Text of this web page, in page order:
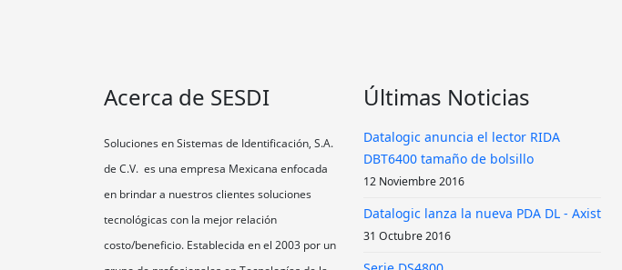
Acerca de SESDI
Soluciones en Sistemas de Identificación, S.A.
de C.V. es una empresa Mexicana enfocada
en brindar a nuestros clientes soluciones
tecnológicas con la mejor relación
costo/beneficio. Establecida en el 2003 por un
Últimas Noticias
Datalogic anuncia el lector RIDA
DBT6400 tamaño de bolsillo
12 Noviembre 2016
Datalogic lanza la nueva PDA DL - Axist
31 Octubre 2016